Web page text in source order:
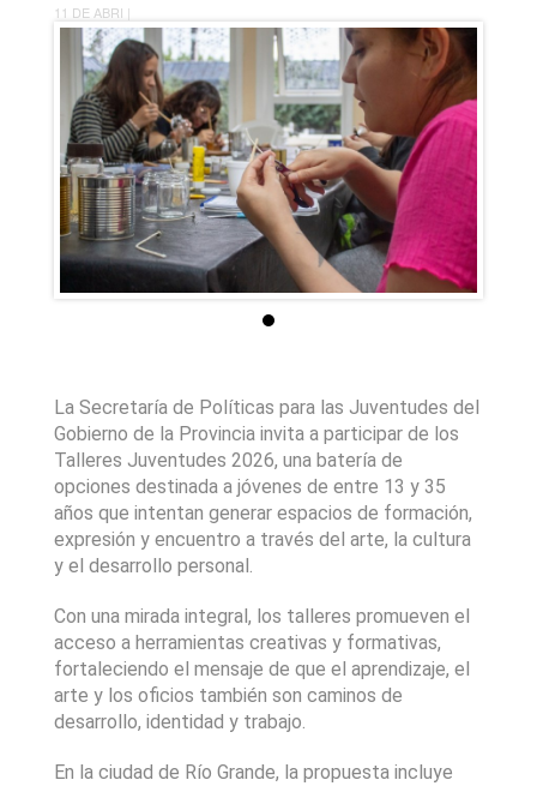
11 DE ABRI |
La Secretaría de Políticas para las Juventudes del
Gobierno de la Provincia invita a participar de los
Talleres Juventudes 2026, una batería de
opciones destinada a jóvenes de entre 13 y 35
años que intentan generar espacios de formación,
expresión y encuentro a través del arte, la cultura
y el desarrollo personal.
Con una mirada integral, los talleres promueven el
acceso a herramientas creativas y formativas,
fortaleciendo el mensaje de que el aprendizaje, el
arte y los oficios también son caminos de
desarrollo, identidad y trabajo.
En la ciudad de Río Grande, la propuesta incluye